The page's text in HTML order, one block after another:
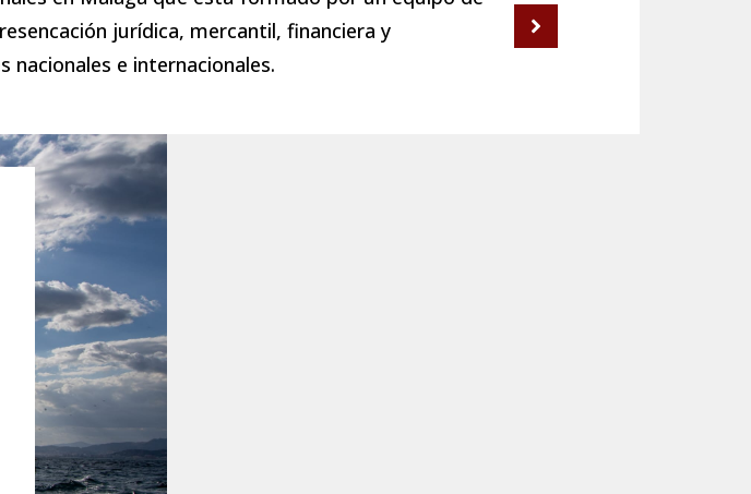
jurídica, mercantil, financiera y
nacionales e internacionales.